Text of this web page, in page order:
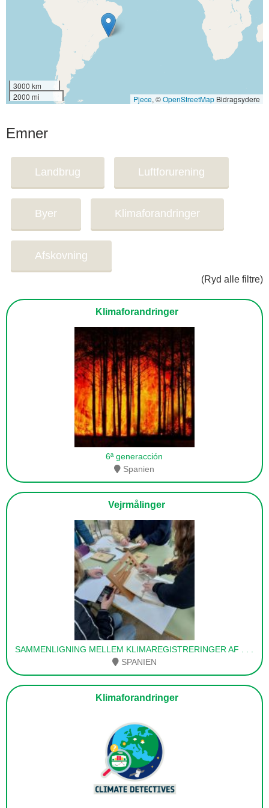
3000 km
2000 mi
Pjece, ©OpenStreetMap Bidragsydere
Emner
Landbrug Luftforurening
Byer Klimaforandringer
Afskovning
(Ryd alle filtre)
Klimaforandringer
6ª generacción
Spanien
Vejrmålinger
SAMMENLIGNING MELLEM KLIMAREGISTRERINGER AF
SPANIEN
Klimaforandringer